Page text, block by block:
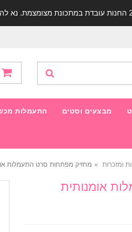
מבצעים וסטים התעמלות
ומזכרות מחזיק מפתחות סרט התעמלות
אומנותית